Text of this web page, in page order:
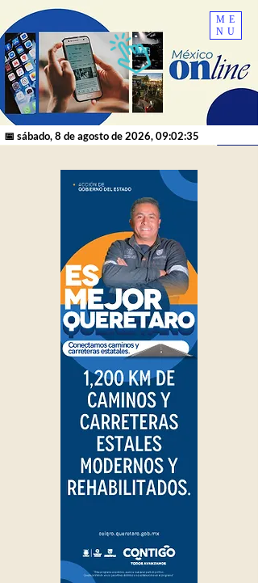
ME
NU
📅 sábado, 8 de agosto de 2026, 09:02:35